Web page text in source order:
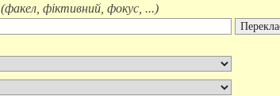
(факел, фіктивний, фокус, ...)